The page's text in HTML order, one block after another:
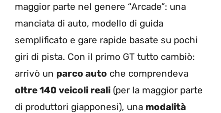
maggior parte nel genere “Arcade”: una
manciata di auto, modello di guida
semplificato e gare rapide basate su pochi
giri di pista. Con il primo GT tutto cambiò:
arrivò un parco auto che comprendeva
oltre 140 veicoli reali (per la maggior parte
di produttori giapponesi), una modalità